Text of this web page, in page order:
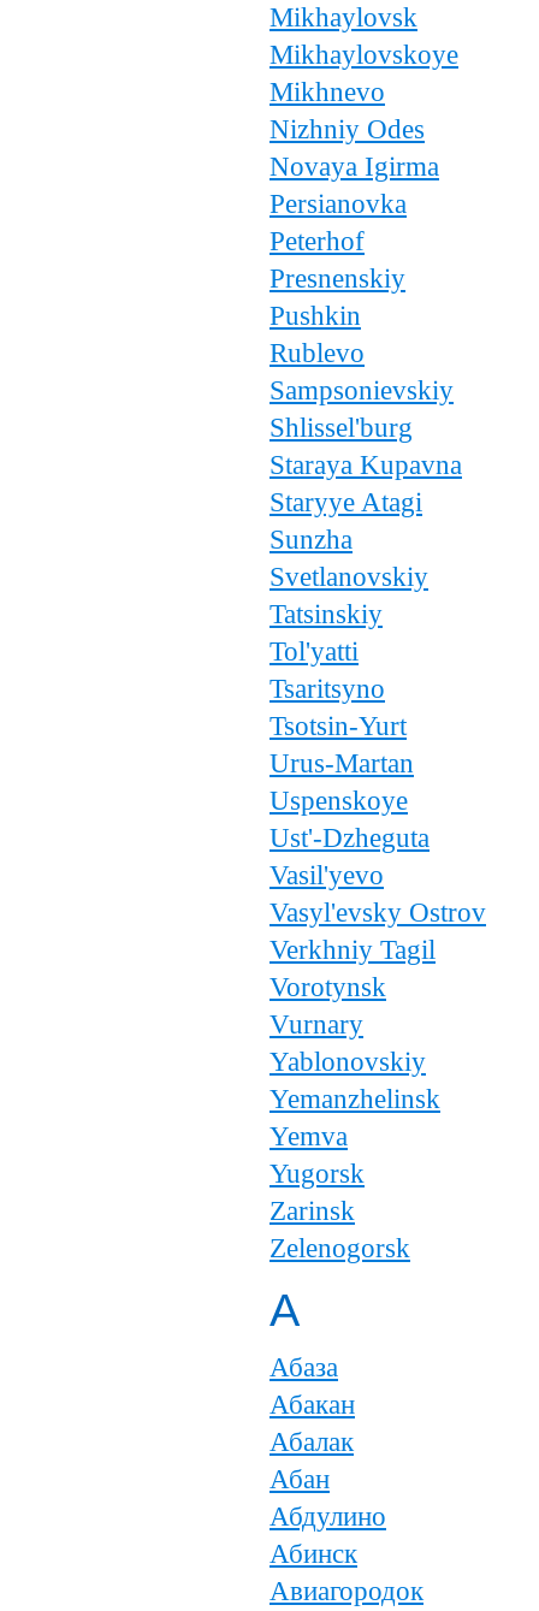
Mikhaylovsk
Mikhaylovskoye
Mikhnevo
Nizhniy Odes
Novaya Igirma
Persianovka
Peterhof
Presnenskiy
Pushkin
Rublevo
Sampsonievskiy
Shlissel'burg
Staraya Kupavna
Staryye Atagi
Sunzha
Svetlanovskiy
Tatsinskiy
Tol'yatti
Tsaritsyno
Tsotsin-Yurt
Urus-Martan
Uspenskoye
Ust'-Dzheguta
Vasil'yevo
Vasyl'evsky Ostrov
Verkhniy Tagil
Vorotynsk
Vurnary
Yablonovskiy
Yemanzhelinsk
Yemva
Yugorsk
Zarinsk
Zelenogorsk
А
Абаза
Абакан
Абалак
Абан
Абдулино
Абинск
Авиагородок